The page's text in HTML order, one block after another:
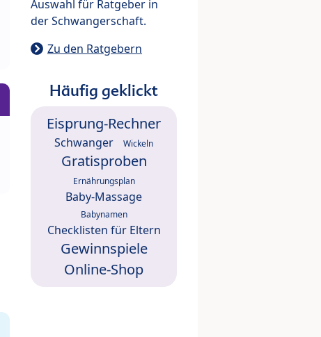
Auswahl für Ratgeber in
der Schwangerschaft.
Zu den Ratgebern
Häufig geklickt
Eisprung-Rechner
Schwanger Wickeln
Gratisproben
Ernährungsplan
Baby-Massage
Babynamen
Checklisten für Eltern
Gewinnspiele
Online-Shop